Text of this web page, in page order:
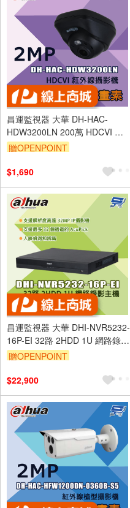
昌運監視器 大華 DH-HAC-
HDW3200LN 200萬 HDCVI 紅
外線攝影機
贈OPENPOINT
$1,690
昌運監視器 大華 DHI-NVR5232-
16P-EI 32路 2HDD 1U 網路錄影
主機
贈OPENPOINT
$22,900